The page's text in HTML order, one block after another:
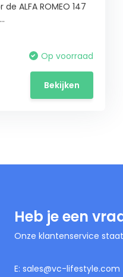
ALFA ROMEO 147
Op voorraad
Bekijken
Heb je een
Onze klantenservice
E: sales@vc-lifestyle.com